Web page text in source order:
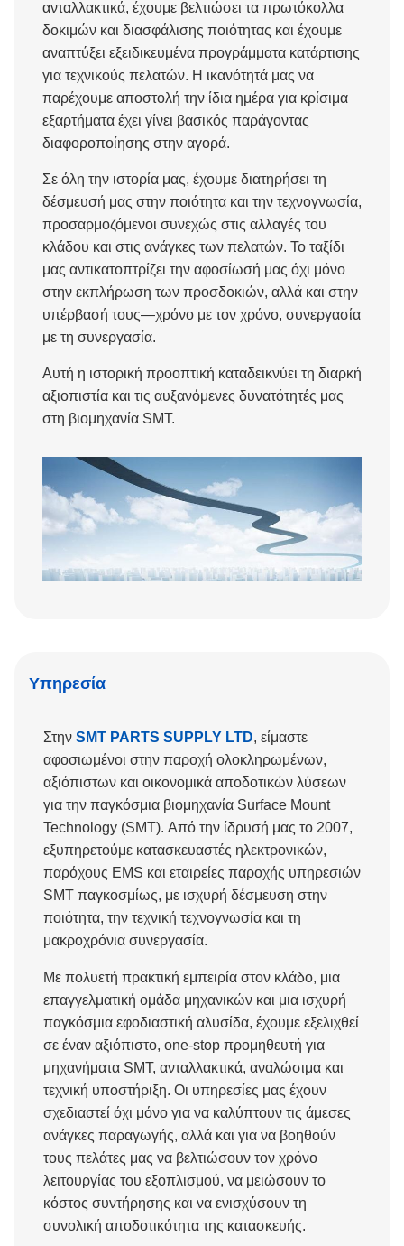
ανταλλακτικά, έχουμε βελτιώσει τα πρωτόκολλα
δοκιμών και διασφάλισης ποιότητας και έχουμε
αναπτύξει εξειδικευμένα προγράμματα κατάρτισης
για τεχνικούς πελατών. Η ικανότητά μας να
παρέχουμε αποστολή την ίδια ημέρα για κρίσιμα
εξαρτήματα έχει γίνει βασικός παράγοντας
διαφοροποίησης στην αγορά.
Σε όλη την ιστορία μας, έχουμε διατηρήσει τη
δέσμευσή μας στην ποιότητα και την τεχνογνωσία,
προσαρμοζόμενοι συνεχώς στις αλλαγές του
κλάδου και στις ανάγκες των πελατών. Το ταξίδι
μας αντικατοπτρίζει την αφοσίωσή μας όχι μόνο
στην εκπλήρωση των προσδοκιών, αλλά και στην
υπέρβασή τους—χρόνο με τον χρόνο, συνεργασία
με τη συνεργασία.
Αυτή η ιστορική προοπτική καταδεικνύει τη διαρκή
αξιοπιστία και τις αυξανόμενες δυνατότητές μας
στη βιομηχανία SMT.
Υπηρεσία
Στην SMT PARTS SUPPLY LTD, είμαστε
αφοσιωμένοι στην παροχή ολοκληρωμένων,
αξιόπιστων και οικονομικά αποδοτικών λύσεων
για την παγκόσμια βιομηχανία Surface Mount
Technology (SMT). Από την ίδρυσή μας το 2007,
εξυπηρετούμε κατασκευαστές ηλεκτρονικών,
παρόχους EMS και εταιρείες παροχής υπηρεσιών
SMT παγκοσμίως, με ισχυρή δέσμευση στην
ποιότητα, την τεχνική τεχνογνωσία και τη
μακροχρόνια συνεργασία.
Με πολυετή πρακτική εμπειρία στον κλάδο, μια
επαγγελματική ομάδα μηχανικών και μια ισχυρή
παγκόσμια εφοδιαστική αλυσίδα, έχουμε εξελιχθεί
σε έναν αξιόπιστο, one-stop προμηθευτή για
μηχανήματα SMT, ανταλλακτικά, αναλώσιμα και
τεχνική υποστήριξη. Οι υπηρεσίες μας έχουν
σχεδιαστεί όχι μόνο για να καλύπτουν τις άμεσες
ανάγκες παραγωγής, αλλά και για να βοηθούν
τους πελάτες μας να βελτιώσουν τον χρόνο
λειτουργίας του εξοπλισμού, να μειώσουν το
κόστος συντήρησης και να ενισχύσουν τη
συνολική αποδοτικότητα της κατασκευής.